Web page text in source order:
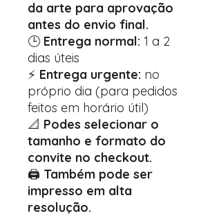
da arte para aprovação
antes do envio final.
🕒 Entrega normal: 1 a 2
dias úteis
⚡ Entrega urgente: no
próprio dia (para pedidos
feitos em horário útil)
📐 Podes selecionar o
tamanho e formato do
convite no checkout.
🖨️ Também pode ser
impresso em alta
resolução.